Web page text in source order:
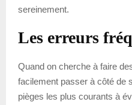
sereinement.
Les erreurs
Quand on cherche à faire
facilement passer à côté de
pièges les plus courants à